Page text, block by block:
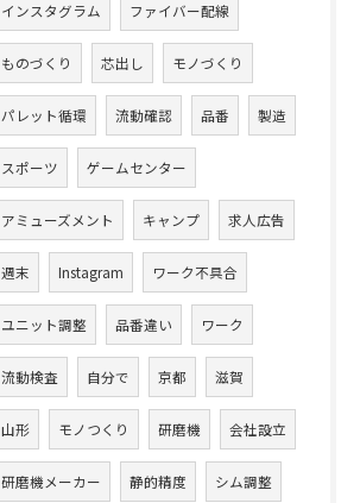
インスタグラム ファイバー配線
ものづくり 芯出し モノづくり
パレット循環 流動確認 品番 製造
スポーツ ゲームセンター
アミューズメント キャンプ 求人広告
週末 Instagram ワーク不具合
ユニット調整 品番違い ワーク
流動検査 自分で 京都 滋賀
山形 モノつくり 研磨機 会社設立
研磨機メーカー 静的精度 シム調整